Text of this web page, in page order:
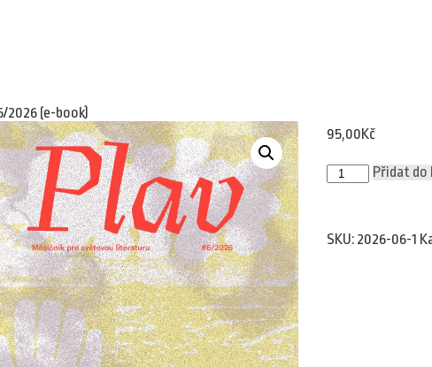
2026 (e-book)
95,00Kč
Plav
6/2026
Přidat do
SKU: 2026-06-1